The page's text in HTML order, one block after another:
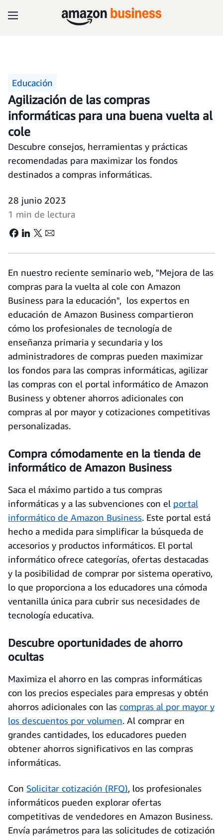
Educación
Agilización de las compras
informáticas para una buena vuelta al
cole
Descubre consejos, herramientas y prácticas
recomendadas para maximizar los fondos
destinados a compras informáticas.
28 junio 2023
1 min de lectura
En nuestro reciente seminario web, "Mejora de las
compras para la vuelta al cole con Amazon
Business para la educación", los expertos en
educación de Amazon Business compartieron
cómo los profesionales de tecnología de
enseñanza primaria y secundaria y los
administradores de compras pueden maximizar
los fondos para las compras informáticas, agilizar
las compras con el portal informático de Amazon
Business y obtener ahorros adicionales con
compras al por mayor y cotizaciones competitivas
personalizadas.
Compra cómodamente en la tienda de
informático de Amazon Business
Saca el máximo partido a tus compras
informáticas y a las subvenciones con el portal
informático de Amazon Business. Este portal está
hecho a medida para simplificar la búsqueda de
accesorios y productos informáticos. El portal
informático ofrece categorías, ofertas destacadas
y la posibilidad de comprar por sistema operativo,
lo que proporciona a los educadores una cómoda
ventanilla única para cubrir sus necesidades de
tecnología educativa.
Descubre oportunidades de ahorro
ocultas
Maximiza el ahorro en las compras informáticas
con los precios especiales para empresas y obtén
ahorros adicionales con las compras al por mayor y
los descuentos por volumen. Al comprar en
grandes cantidades, los educadores pueden
obtener ahorros significativos en las compras
informáticas.
Con Solicitar cotización (RFQ), los profesionales
informáticos pueden explorar ofertas
competitivas de vendedores en Amazon Business.
Envía parámetros para las solicitudes de cotización